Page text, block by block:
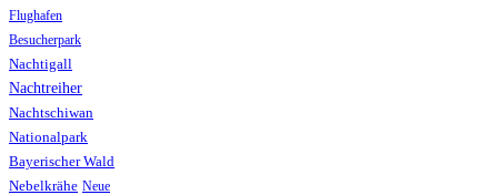
Flughafen
Besucherpark
Nachtigall
Nachtreiher
Nachtschiwan
Nationalpark
Bayerischer Wald
Nebelkrähe Neue